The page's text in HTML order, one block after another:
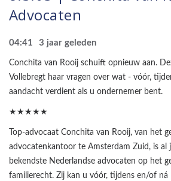
Advocaten
04:41 3 jaar geleden
Conchita van Rooij schuift opnieuw aan.
Vollebregt haar vragen over wat - vóór,
aandacht verdient als u ondernemer bent.
★★★★★
Top-advocaat Conchita van Rooij, van het
advocatenkantoor te Amsterdam Zuid, is al
bekendste Nederlandse advocaten op het
familierecht. Zij kan u vóór, tijdens en/of